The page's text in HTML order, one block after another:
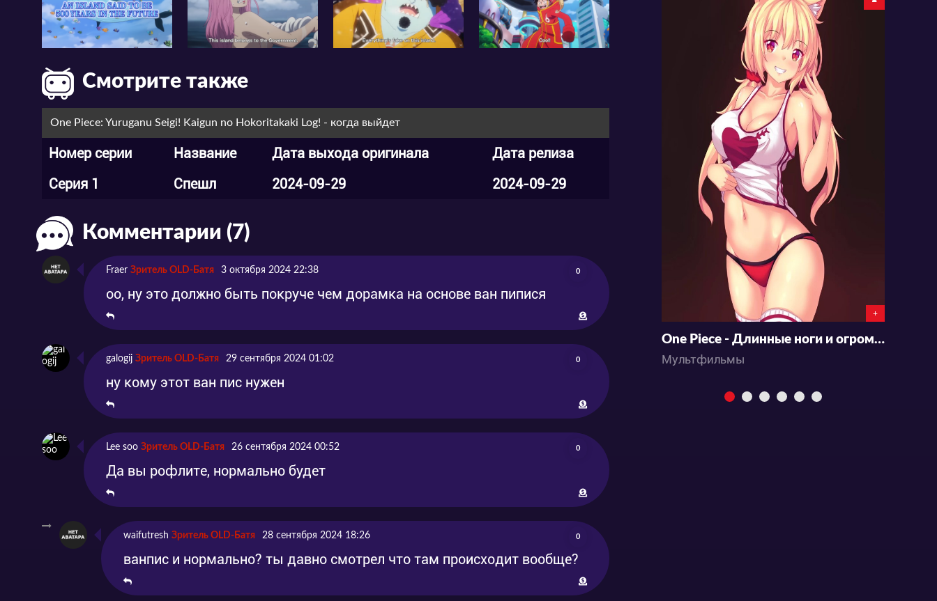
Смотрите также
One Piece: Yuruganu Seigi! Kaigun no Hokoritakaki Log! - когда выйдет
Номер серии Название Дата выхода оригинала
Дата релиза
Серия 1
Спешл 2024-09-29 2024-09-29
Комментарии (7)
Fraer Зритель OLD-Батя 3 октября 2024 22:38 0
оо, ну это должно быть покруче чем дорамка на основе ван пипися
galogij Зритель OLD-Батя 29 сентября 2024 01:02 0
ну кому этот ван пис нужен
Lee soo Зритель OLD-Батя 26 сентября 2024 00:52 0
Да вы рофлите, нормально будет
waifutresh Зритель OLD-Батя 28 сентября 2024 18:26 0
ванпис и нормально? ты давно смотрел что там происходит вообще?
+
One Piece - Длинные ноги и огромная грудь императрицы - дебют Боа Хэнкок!
Мультфильмы